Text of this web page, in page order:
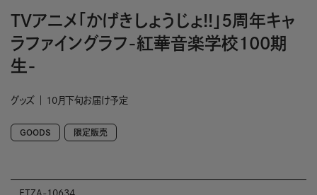
TVアニメ「かげきしょうじょ!!」5周年キャ
ラファイングラフ-紅華音楽学校100期
生-
グッズ 10月下旬お届け予定
GOODS 限定販売